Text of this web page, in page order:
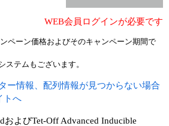
ペーン価格およびそのキャンペーン期間で
ステムもございます。
WEB会員ログインが必要です
ー情報、配列情報が見つからない場合
トへ
およびTet-Off Advanced Inducible